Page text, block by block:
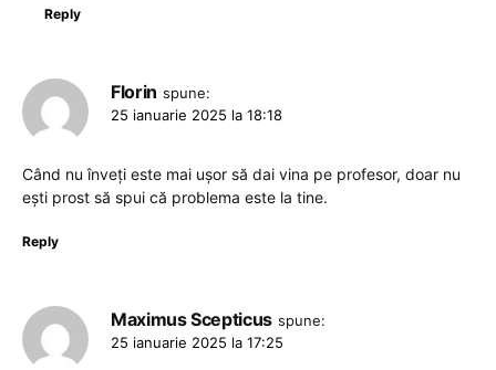
Reply
Florin spune:
25 ianuarie 2025 la 18:18
Când nu înveți este mai ușor să dai vina pe profesor, doar nu
ești prost să spui că problema este la tine.
Reply
Maximus Scepticus spune:
25 ianuarie 2025 la 17:25